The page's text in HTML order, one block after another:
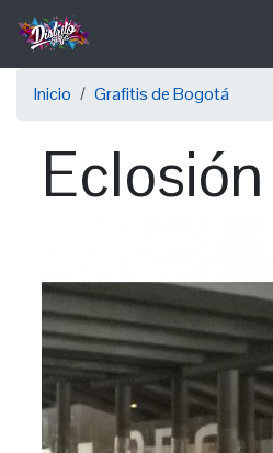
Pasar
contenido
principalSobrescribir
de
navegación
Inicio Grafitis de Bogotá